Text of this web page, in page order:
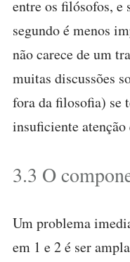
entre os filósofos, e
segundo é menos
não carece de um
muitas discussões
fora da filosofia) se
insuficiente
3.3 O
Um problema
em 1 e 2 é ser